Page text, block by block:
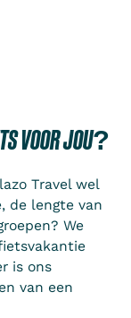
VOOR JOU?
Travel wel
de lengte van
We
is ons
van een